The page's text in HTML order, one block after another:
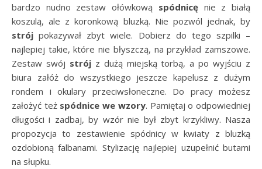
bardzo nudno zestaw ołówkową spódnicęnie z białą
koszulą, ale z koronkową bluzką. Nie pozwól jednak, by
strój pokazywał zbyt wiele. Dobierz do tego szpilki –
najlepiej takie, które nie błyszczą, na przykład zamszowe.
Zestaw swój strójz dużą miejską torbą, a po wyjściu z
biura załóż do wszystkiego jeszcze kapelusz z dużym
rondem i okulary przeciwsłoneczne. Do pracy możesz
założyć też spódnice we wzory. Pamiętaj o odpowiedniej
długości i zadbaj, by wzór nie był zbyt krzykliwy. Nasza
propozycja to zestawienie spódnicy w kwiaty z bluzką
ozdobioną falbanami. Stylizację najlepiej uzupełnić butami
na słupku.